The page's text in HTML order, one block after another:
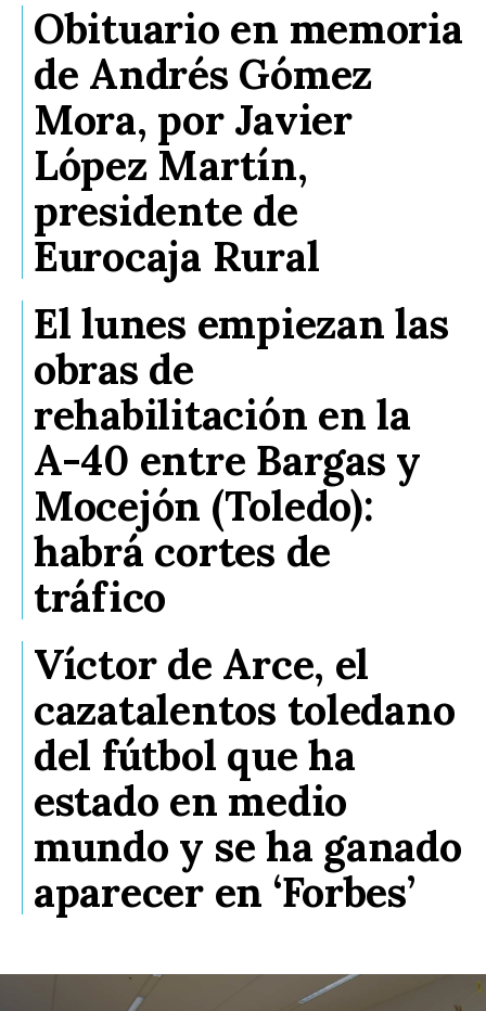
Obituario en memoria
de Andrés Gómez
Mora, por Javier
López Martín,
presidente de
Eurocaja Rural
El lunes empiezan las
obras de
rehabilitación en la
A-40 entre Bargas y
Mocejón (Toledo):
habrá cortes de
tráfico
Víctor de Arce, el
cazatalentos toledano
del fútbol que ha
estado en medio
mundo y se ha ganado
aparecer en ‘Forbes’